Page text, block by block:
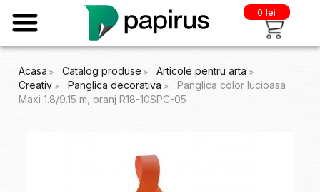
0 lei
Acasa Catalog produse
Articole pentru arta
Creativ
Panglica decorativa
Panglica color lucioasa
Maxi 1.8/9.15 m, oranj R18-10SPC-05